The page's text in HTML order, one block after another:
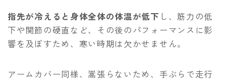
指先が冷えると身体全体の体温が低下 し、筋力の低
下や関節の硬直など、その後のパフォーマンスに影
響を及ぼすため、寒い時期は欠かせません。
アームカバー同様、嵩張らないため、手ぶらで走行